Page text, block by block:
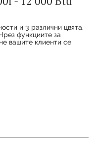
и 3 различни цвята,
функциите за
вашите клиенти се